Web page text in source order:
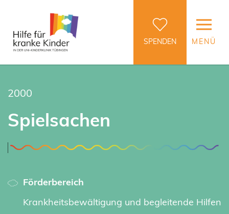
SPENDEN MENÜ
2000
Spielsachen
Förderbereich
Krankheitsbewältigung und begleitende Hilfen